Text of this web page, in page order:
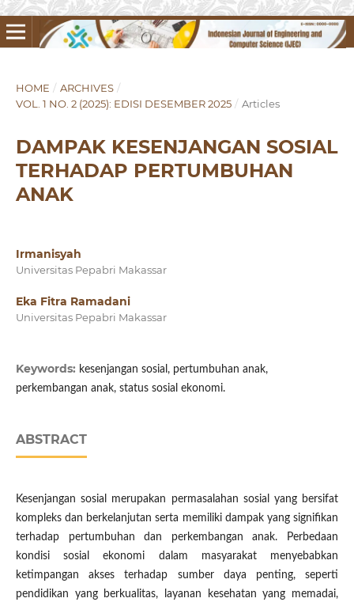
HOME / ARCHIVES /
VOL. 1 NO. 2 (2025): EDISI DESEMBER 2025 / Articles
DAMPAK KESENJANGAN SOSIAL
TERHADAP PERTUMBUHAN
ANAK
Irmanisyah
Universitas Pepabri Makassar
Eka Fitra Ramadani
Universitas Pepabri Makassar
Keywords: kesenjangan sosial, pertumbuhan anak,
perkembangan anak, status sosial ekonomi.
ABSTRACT
Kesenjangan sosial merupakan permasalahan sosial yang bersifat
kompleks dan berkelanjutan serta memiliki dampak yang signifikan
terhadap pertumbuhan dan perkembangan anak. Perbedaan
kondisi sosial ekonomi dalam masyarakat menyebabkan
ketimpangan akses terhadap sumber daya penting, seperti
pendidikan yang berkualitas, layanan kesehatan yang memadai,